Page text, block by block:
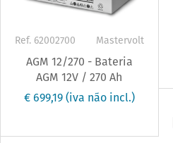
Ref. 62002700 Mastervolt
AGM 12/270 - Bateria
AGM 12V / 270 Ah
€ 699,19(iva não incl.)